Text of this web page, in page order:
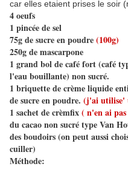
car elles etaient prises le soir
4 oeufs
1 pincée de sel
75g de sucre en poudre(100g)
250g de mascarpone
1 grand bol de café fort (café
l'eau bouillante) non sucré.
1 briquette de crème liquide
de sucre en poudre. (j'ai utilise'
1 sachet de crèmfix( n'en ai pas
du cacao non sucré type Van
des boudoirs (on peut aussi
cuiller)
Méthode: